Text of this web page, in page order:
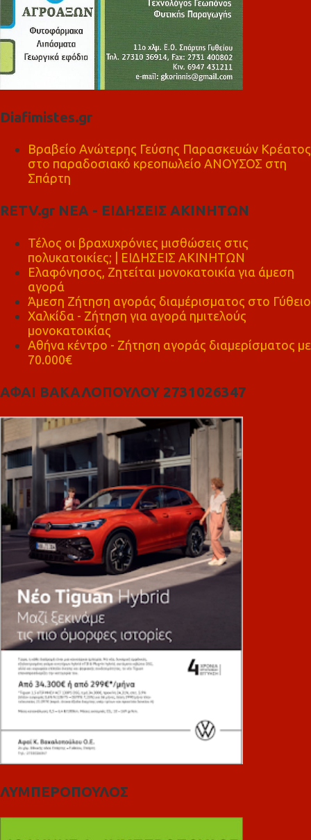
Diafimistes.gr
Βραβείο Ανώτερης Γεύσης Παρασκευών Κρέατος
στο παραδοσιακό κρεοπωλείο ΑΝΟΥΣΟΣ στη
Σπάρτη
RETV.gr ΝΕΑ - ΕΙΔΗΣΕΙΣ ΑΚΙΝΗΤΩΝ
Τέλος οι βραχυχρόνιες μισθώσεις στις
πολυκατοικίες; | ΕΙΔΗΣΕΙΣ ΑΚΙΝΗΤΩΝ
Ελαφόνησος, Ζητείται μονοκατοικία για άμεση
αγορά
Άμεση Ζήτηση αγοράς διαμέρισματος στο Γύθειο
Χαλκίδα - Ζήτηση για αγορά ημιτελούς
μονοκατοικίας
Αθήνα κέντρο - Ζήτηση αγοράς διαμερίσματος με
70.000€
ΑΦΑΙ ΒΑΚΑΛΟΠΟΥΛΟΥ 2731026347
ΛΥΜΠΕΡΟΠΟΥΛΟΣ